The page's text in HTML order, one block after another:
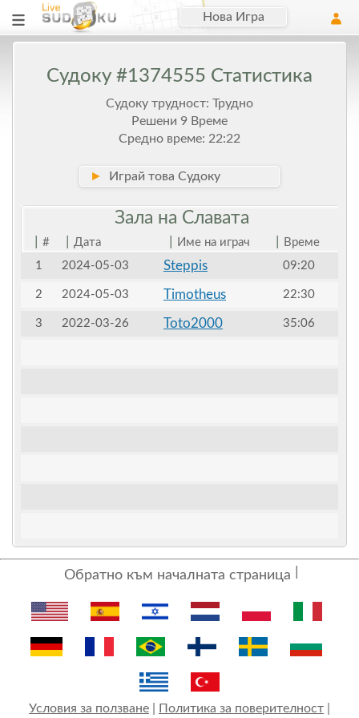
Нова Игра
Судоку #1374555 Статистика
Судоку трудност: Трудно
Решени 9 Време
Средно време: 22:22
► Играй това Судоку
Зала на Славата
# Дата Име на играч
Време
1
2024-05-03 Steppis 09:20
2 2024-05-03 Timotheus 22:30
3 2022-03-26 Toto2000 35:06
Обратно към началната страница
Условия за ползване Политика за поверителност